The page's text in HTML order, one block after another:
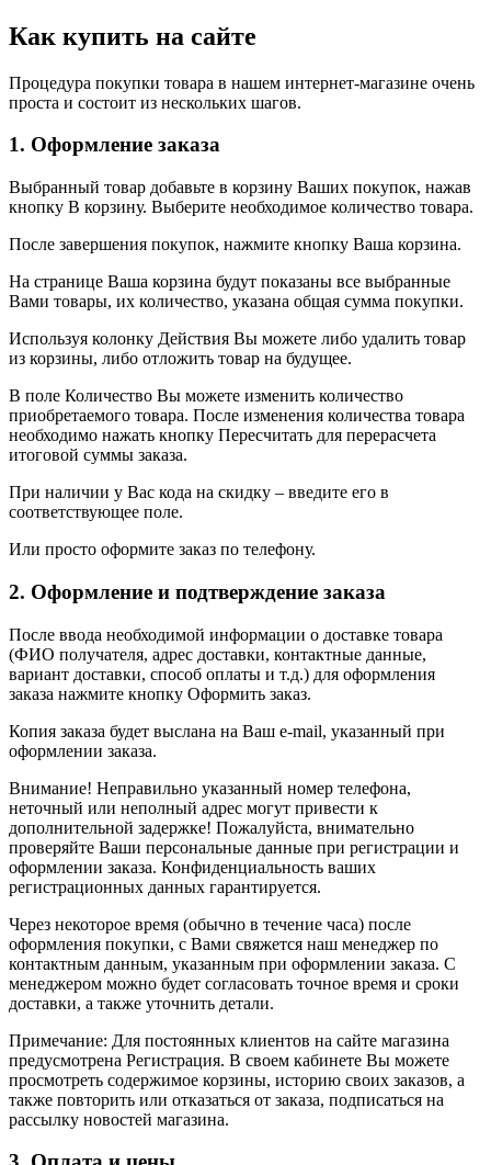
Как купить на сайте
Процедура покупки товара в нашем интернет-магазине очень
проста и состоит из нескольких шагов.
1. Оформление заказа
Выбранный товар добавьте в корзину Ваших покупок, нажав
кнопку В корзину. Выберите необходимое количество товара.
После завершения покупок, нажмите кнопку Ваша корзина.
На странице Ваша корзина будут показаны все выбранные
Вами товары, их количество, указана общая сумма покупки.
Используя колонку Действия Вы можете либо удалить товар
из корзины, либо отложить товар на будущее.
В поле Количество Вы можете изменить количество
приобретаемого товара. После изменения количества товара
необходимо нажать кнопку Пересчитать для перерасчета
итоговой суммы заказа.
При наличии у Вас кода на скидку – введите его в
соответствующее поле.
Или просто оформите заказ по телефону.
2. Оформление и подтверждение заказа
После ввода необходимой информации о доставке товара
(ФИО получателя, адрес доставки, контактные данные,
вариант доставки, способ оплаты и т.д.) для оформления
заказа нажмите кнопку Оформить заказ.
Копия заказа будет выслана на Ваш e-mail, указанный при
оформлении заказа.
Внимание! Неправильно указанный номер телефона,
неточный или неполный адрес могут привести к
дополнительной задержке! Пожалуйста, внимательно
проверяйте Ваши персональные данные при регистрации и
оформлении заказа. Конфиденциальность ваших
регистрационных данных гарантируется.
Через некоторое время (обычно в течение часа) после
оформления покупки, с Вами свяжется наш менеджер по
контактным данным, указанным при оформлении заказа. С
менеджером можно будет согласовать точное время и сроки
доставки, а также уточнить детали.
Примечание: Для постоянных клиентов на сайте магазина
предусмотрена Регистрация. В своем кабинете Вы можете
просмотреть содержимое корзины, историю своих заказов, а
также повторить или отказаться от заказа, подписаться на
рассылку новостей магазина.